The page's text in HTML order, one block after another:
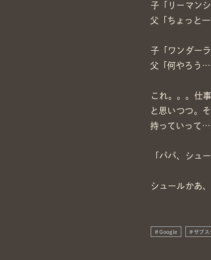
子「リーマン
父「ちょっと
子「ワンダー
父「何やろう…
これ。。。仕
と思いつつ。
持っていって…
「パパ、シュ
シュールかあ
Google サブス